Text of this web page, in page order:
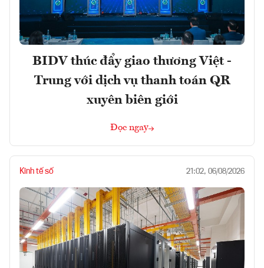
BIDV thúc đẩy giao thương Việt -
Trung với dịch vụ thanh toán QR
xuyên biên giới
Đọc ngay
Kinh tế số 21:02, 06/08/2026